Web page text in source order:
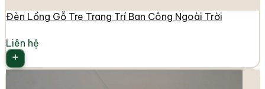
Đèn Lồng Gỗ Tre Trang Trí Ban Công Ngoài Trời
Liên hệ